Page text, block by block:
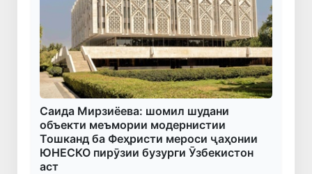
Саида Мирзиёева: шомил шудани
объекти меъмории модернистии
Тошканд ба Феҳристи мероси ҷаҳонии
ЮНЕСКО пирӯзии бузурги Ӯзбекистон
аст